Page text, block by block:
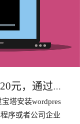
元，通过宝
塔安装wordpres
序或者公司企业